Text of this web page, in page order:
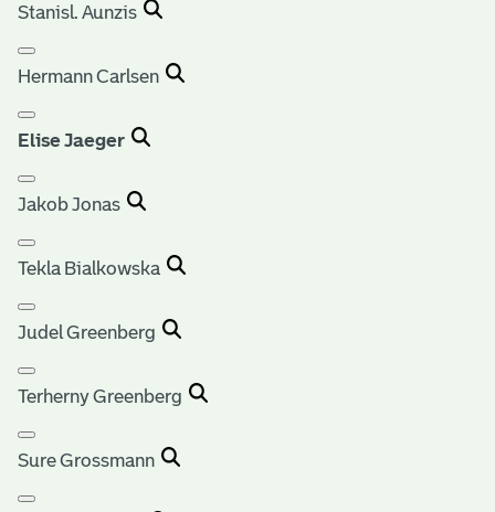
Stanisl. Aunzis
Hermann Carlsen
Elise Jaeger
Jakob Jonas
Tekla Bialkowska
Judel Greenberg
Terherny Greenberg
Sure Grossmann